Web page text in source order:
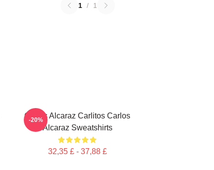
1 / 1
Carlos Alcaraz Carlitos Carlos
Alcaraz Sweatshirts
32,35 £ - 37,88 £
-20%